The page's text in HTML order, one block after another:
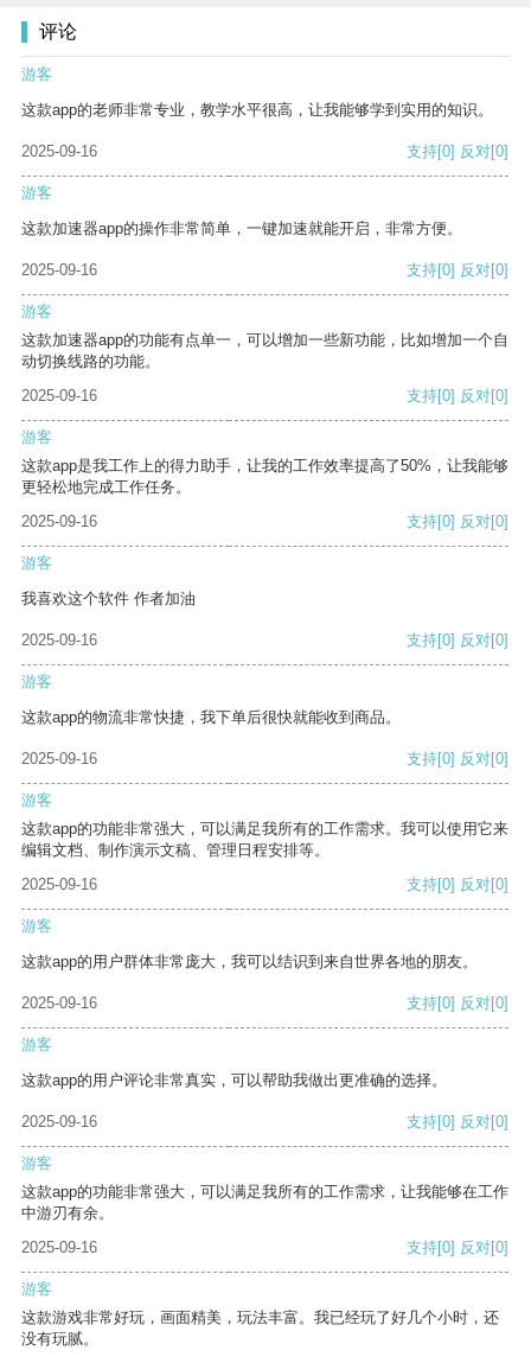
评论
游客
这款app的老师非常专业，教学水平很高，让我能够学到实用的知识。
2025-09-16 支持[0] 反对[0]
游客
这款加速器app的操作非常简单，一键加速就能开启，非常方便。
2025-09-16 支持[0] 反对[0]
游客
这款加速器app的功能有点单一，可以增加一些新功能，比如增加一个自
动切换线路的功能。
2025-09-16
支持[0] 反对[0]
游客
这款app是我工作上的得力助手，让我的工作效率提高了50%，让我能够
更轻松地完成工作任务。
2025-09-16
支持[0] 反对[0]
游客
我喜欢这个软件 作者加油
2025-09-16 支持[0] 反对[0]
游客
这款app的物流非常快捷，我下单后很快就能收到商品。
2025-09-16 支持[0] 反对[0]
游客
这款app的功能非常强大，可以满足我所有的工作需求。我可以使用它来
编辑文档、制作演示文稿、管理日程安排等。
2025-09-16
支持[0] 反对[0]
游客
这款app的用户群体非常庞大，我可以结识到来自世界各地的朋友。
2025-09-16 支持[0] 反对[0]
游客
这款app的用户评论非常真实，可以帮助我做出更准确的选择。
2025-09-16 支持[0] 反对[0]
游客
这款app的功能非常强大，可以满足我所有的工作需求，让我能够在工作
中游刃有余。
2025-09-16
支持[0] 反对[0]
游客
这款游戏非常好玩，画面精美，玩法丰富。我已经玩了好几个小时，还
没有玩腻。